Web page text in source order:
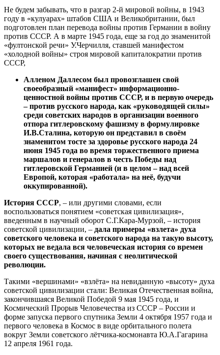
Не будем забывать, что в разгар 2-й мировой войны, в 1943
году в «кулуарах» штабов США и Великобритании, был
подготовлен план перевода войны против Германии в войну
против СССР. А в марте 1945 года, еще за год до знаменитой
«фултонской речи» У.Черчилля, ставшей манифестом
«холодной войны» строя мировой капиталократии против
СССР,
Алленом Даллесом был провозглашен свой
своеобразный «манифест» информационно-
ценностной войны против СССР, и в первую очередь
– против русского народа, как «руководящей силы»
среди советских народов в организации военного
отпора гитлеровскому фашизму в формулировке
И.В.Сталина, которую он представил в своём
знаменитом тосте за здоровье русского народа 24
июня 1945 года во время торжественного приема
маршалов и генералов в честь Победы над
гитлеровской Германией (и в целом – над всей
Европой, которая «работала» на неё, будучи
оккупированной).
История СССР, – или другими словами, если
воспользоваться понятием «советская цивилизация»,
введенным в научный оборот С.Г.Кара-Мурзой, – история
советской цивилизации, – дала примеры «взлета» духа
советского человека и советского народа на такую высоту,
которых не ведала вся человеческая история со времен
своего существования, начиная с неолитической
революции.
Такими «вершинами» «взлёта» на невиданную «высоту» духа
советской цивилизации стали: Великая Отечественная война,
закончившаяся Великой Победой 9 мая 1945 года, и
Космический Прорыв Человечества из СССР – России и
форме запуска первого спутника Земли 4 октября 1957 года и
первого человека в Космос в виде орбитального полета
вокруг Земли советского лётчика-космонавта Ю.А.Гагарина
12 апреля 1961 года.